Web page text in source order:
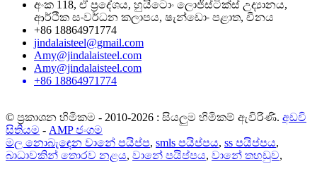
අංක 118, ඒ ප්‍රදේශය, හුයිටොං ලොජිස්ටික්ස් උද්‍යානය,
ආර්ථික සංවර්ධන කලාපය, ෂැන්ඩොං පළාත, චීනය
+86 18864971774
jindalaisteel@gmail.com
Amy@jindalaisteel.com
Amy@jindalaisteel.com
+86 18864971774
© ප්‍රකාශන හිමිකම - 2010-2026 : සියලුම හිමිකම් ඇවිරිණි. අඩවි
සිතියම - AMP ජංගම
මල නොබැඳෙන වානේ පයිප්ප, smls පයිප්පය, ss පයිප්පය,
බාධාවකින් තොරව නළය, වානේ පයිප්පය, වානේ තහඩුව,